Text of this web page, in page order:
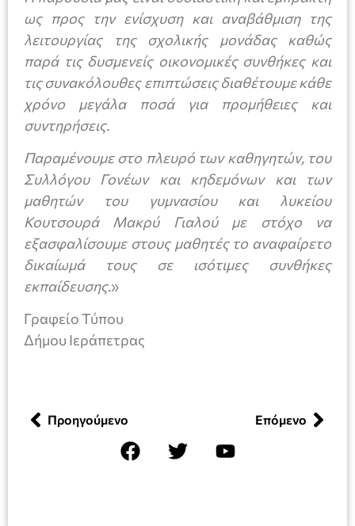
ως προς την ενίσχυση και αναβάθμιση της
λειτουργίας της σχολικής μονάδας καθώς
παρά τις δυσμενείς οικονομικές συνθήκες και
τις συνακόλουθες επιπτώσεις διαθέτουμε κάθε
χρόνο μεγάλα ποσά για προμήθειες και
συντηρήσεις.
Παραμένουμε στο πλευρό των καθηγητών, του
Συλλόγου Γονέων και κηδεμόνων και των
μαθητών του γυμνασίου και λυκείου
Κουτσουρά Μακρύ Γιαλού με στόχο να
εξασφαλίσουμε στους μαθητές το αναφαίρετο
δικαίωμά τους σε ισότιμες συνθήκες
εκπαίδευσης.»
Γραφείο Τύπου
Δήμου Ιεράπετρας
Προηγούμενο Επόμενο